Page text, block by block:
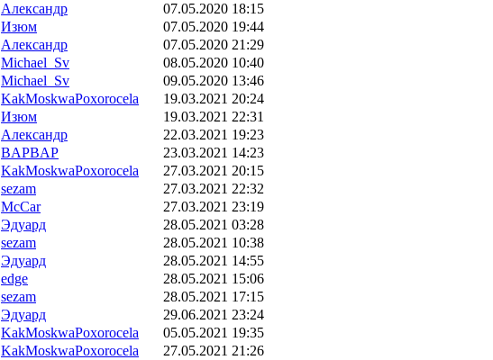
Александр
07.05.2020 18:15
Изюм
07.05.2020 19:44
Александр
07.05.2020 21:29
Michael_Sv
08.05.2020 10:40
Michael_Sv
09.05.2020 13:46
KakMoskwaPoxorocela
19.03.2021 20:24
Изюм
19.03.2021 22:31
Александр
22.03.2021 19:23
BAPBAP
23.03.2021 14:23
KakMoskwaPoxorocela
27.03.2021 20:15
sezam
27.03.2021 22:32
McCar
27.03.2021 23:19
Эдуард
28.05.2021 03:28
sezam
28.05.2021 10:38
Эдуард
28.05.2021 14:55
edge
28.05.2021 15:06
sezam
28.05.2021 17:15
Эдуард
29.06.2021 23:24
KakMoskwaPoxorocela
05.05.2021 19:35
KakMoskwaPoxorocela
27.05.2021 21:26